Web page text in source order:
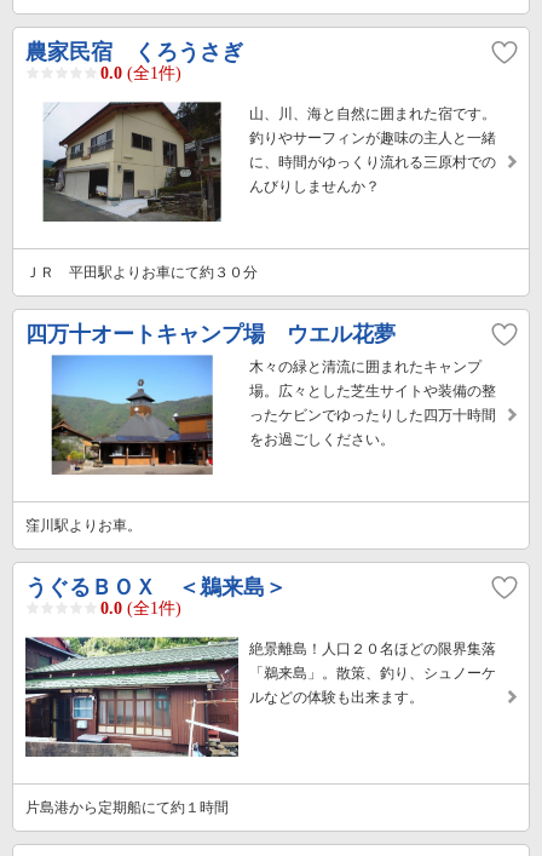
農家民宿 くろうさぎ
0.0 (全1件)
山、川、海と自然に囲まれた宿です。
釣りやサーフィンが趣味の主人と一緒
に、時間がゆっくり流れる三原村での
んびりしませんか？
ＪＲ 平田駅よりお車にて約３０分
四万十オートキャンプ場 ウエル花夢
木々の緑と清流に囲まれたキャンプ
場。広々とした芝生サイトや装備の整
ったケビンでゆったりした四万十時間
をお過ごしください。
窪川駅よりお車。
うぐるＢＯＸ ＜鵜来島＞
0.0 (全1件)
絶景離島！人口２０名ほどの限界集落
「鵜来島」。散策、釣り、シュノーケ
ルなどの体験も出来ます。
片島港から定期船にて約１時間